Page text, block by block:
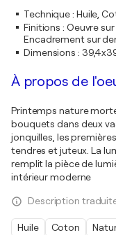
Technique: Huile,
Finitions : Oeuvre
Encadrement sur
Dimensions :
À propos de
Printemps nature
bouquets dans deux
jonquilles, les
tendres et juteux. La
remplit la pièce de
intérieur moderne
Description
Huile Coton